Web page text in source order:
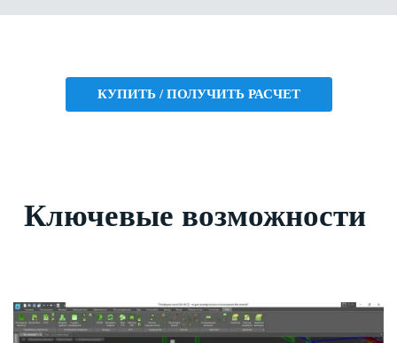
КУПИТЬ / ПОЛУЧИТЬ РАСЧЕТ
Ключевые возможности